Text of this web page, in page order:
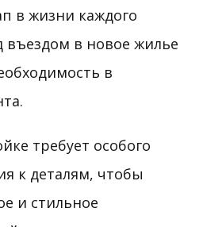
в жизни каждого
въездом в новое жилье
в
требует особого
к деталям, чтобы
и стильное